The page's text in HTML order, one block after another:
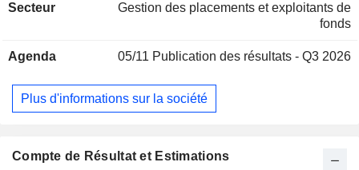
pacte d'actionnaires qui contrôle environ 21% de la société,
dans la gestion, la distribution et la promotion de produits
en Australie, au Brésil, au Chili, en Chine et à Hong Kong,
en Egypte, en Irlande, au Luxembourg, au Maroc, au
Emirats Arabes Unis et aux Etats-Unis.
Secteur
Gestion des placements et exploitants de
fonds
Agenda 05/11 Publication des résultats - Q3 2026
Plus d'informations sur la société
Compte de Résultat et Estimations